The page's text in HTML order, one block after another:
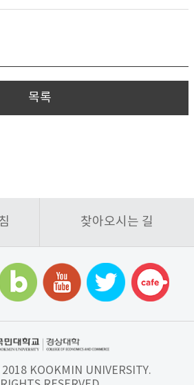
목록
찾아오시는 길
KOOKMIN UNIVERSITY.